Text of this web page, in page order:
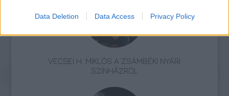
Data Deletion Data Access Privacy Policy
VECSEI H. MIKLÓS A ZSÁMBÉKI NYÁRI
SZÍNHÁZRÓL